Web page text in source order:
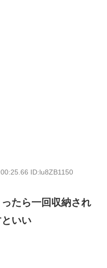
ID:lu8ZB1150
たら一回収納され
いい